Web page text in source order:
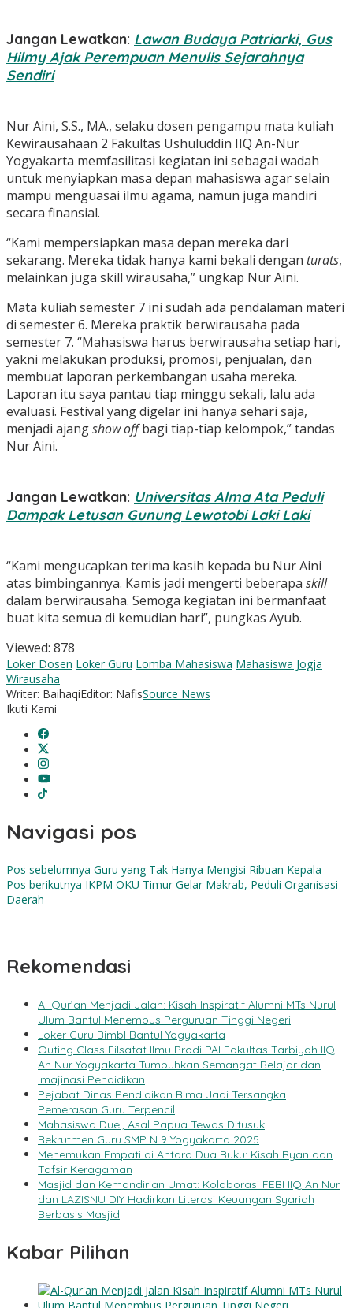
Jangan Lewatkan: Lawan Budaya Patriarki, Gus
Hilmy Ajak Perempuan Menulis Sejarahnya
Sendiri
Nur Aini, S.S., MA., selaku dosen pengampu mata kuliah
Kewirausahaan 2 Fakultas Ushuluddin IIQ An-Nur
Yogyakarta memfasilitasi kegiatan ini sebagai wadah
untuk menyiapkan masa depan mahasiswa agar selain
mampu menguasai ilmu agama, namun juga mandiri
secara finansial.
“Kami mempersiapkan masa depan mereka dari
sekarang. Mereka tidak hanya kami bekali dengan turats,
melainkan juga skill wirausaha,” ungkap Nur Aini.
Mata kuliah semester 7 ini sudah ada pendalaman materi
di semester 6. Mereka praktik berwirausaha pada
semester 7. “Mahasiswa harus berwirausaha setiap hari,
yakni melakukan produksi, promosi, penjualan, dan
membuat laporan perkembangan usaha mereka.
Laporan itu saya pantau tiap minggu sekali, lalu ada
evaluasi. Festival yang digelar ini hanya sehari saja,
menjadi ajangshow offbagi tiap-tiap kelompok,” tandas
Nur Aini.
Jangan Lewatkan: Universitas Alma Ata Peduli
Dampak Letusan Gunung Lewotobi Laki Laki
“Kami mengucapkan terima kasih kepada bu Nur Aini
atas bimbingannya. Kamis jadi mengerti beberapa skill
dalam berwirausaha. Semoga kegiatan ini bermanfaat
buat kita semua di kemudian hari”, pungkas Ayub.
Viewed: 878
Loker Dosen Loker Guru Lomba Mahasiswa Mahasiswa Jogja
Wirausaha
Writer: BaihaqiEditor: NafisSource News
Ikuti Kami
Navigasi pos
Pos sebelumnya Guru yang Tak Hanya Mengisi Ribuan Kepala
Pos berikutnya IKPM OKU Timur Gelar Makrab, Peduli Organisasi
Daerah
Rekomendasi
Al-Qur’an Menjadi Jalan: Kisah Inspiratif Alumni MTs Nurul
Ulum Bantul Menembus Perguruan Tinggi Negeri
Loker Guru Bimbl Bantul Yogyakarta
Outing Class Filsafat Ilmu Prodi PAI Fakultas Tarbiyah IIQ
An Nur Yogyakarta Tumbuhkan Semangat Belajar dan
Imajinasi Pendidikan
Pejabat Dinas Pendidikan Bima Jadi Tersangka
Pemerasan Guru Terpencil
Mahasiswa Duel, Asal Papua Tewas Ditusuk
Rekrutmen Guru SMP N 9 Yogyakarta 2025
Menemukan Empati di Antara Dua Buku: Kisah Ryan dan
Tafsir Keragaman
Masjid dan Kemandirian Umat: Kolaborasi FEBI IIQ An Nur
dan LAZISNU DIY Hadirkan Literasi Keuangan Syariah
Berbasis Masjid
Kabar Pilihan